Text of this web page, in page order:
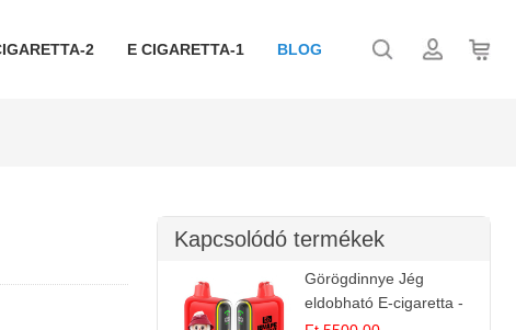
2 E CIGARETTA-1 BLOG
Kapcsolódó termékek
Görögdinnye Jég
eldobható E-cigaretta -